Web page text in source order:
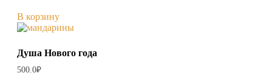
В корзину
Душа Нового года
500.0₽